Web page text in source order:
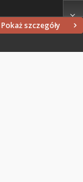
Pokaż szczegóły